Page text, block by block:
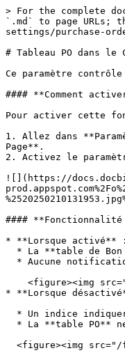
> For the complete
`.md` to page URLs;
settings/purchase-
# Tableau PO dans le
Ce paramètre
#### **Comment
Pour activer cette
1. Allez dans
Page**.
2. Activez le
![](https://
####
* **Lorsque activé** :
* **Lorsque